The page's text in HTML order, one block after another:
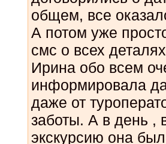
общем, все
А потом уже
смс о всех
Ирина обо всем
информировала
даже от
заботы. А в день ,
экскурсию она